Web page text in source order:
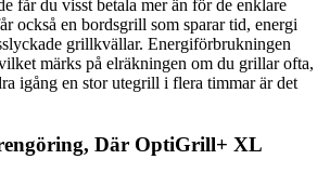
får du visst betala mer än för de enklare
också en bordsgrill som sparar tid, energi
grillkvällar. Energiförbrukningen
märks på elräkningen om du grillar ofta,
igång en stor utegrill i flera timmar är det
Där OptiGrill+ XL